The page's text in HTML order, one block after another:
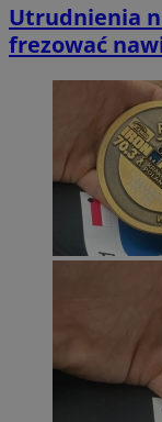
Utrudnienia
frezować